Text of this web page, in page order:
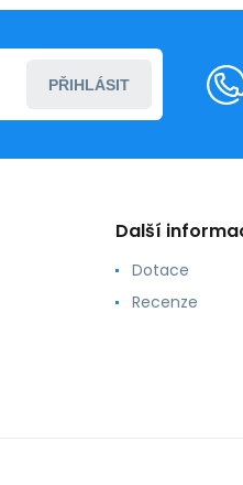
PŘIHLÁSIT
Další
Dotace
Recenze